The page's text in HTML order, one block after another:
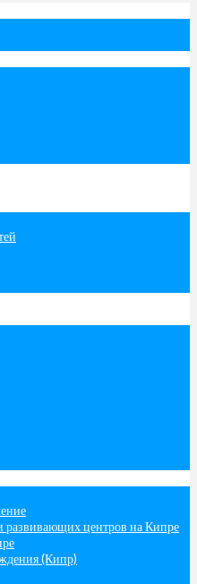
развивающих центров на Кипре
(Кипр)